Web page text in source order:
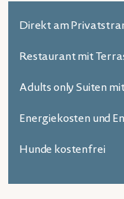
Direkt am
Restaurant mit
Adults only Suiten
Energiekosten und
Hunde kostenfrei